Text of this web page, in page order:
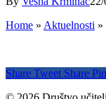
Home » Aktuelnosti »
Share Tweet Share Pin